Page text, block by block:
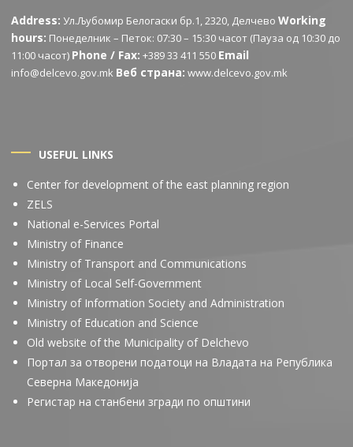
Address: Ул.Љубомир Белогаски бр.1, 2320, ДелчевоWorking
hours: Понеделник – Петок: 07:30 – 15:30 часот (Пауза од 10:30 до
11:00 часот) Phone / Fax: +389 33 411 550 Email
info@delcevo.gov.mk Веб страна: www.delcevo.gov.mk
USEFUL LINKS
Center for development of the east planning region
ZELS
National e-Services Portal
Ministry of Finance
Ministry of Transport and Communications
Ministry of Local Self-Government
Ministry of Information Society and Administration
Ministry of Education and Science
Old website of the Municipality of Delchevo
Портал за отворени податоци на Владата на Република
Северна Македонија
Регистар на станбени згради по општини